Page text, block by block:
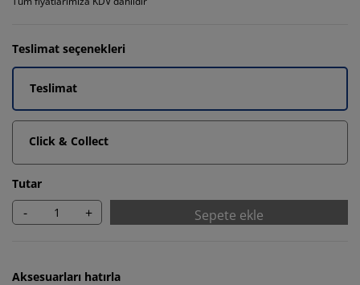
Teslimat seçenekleri
Teslimat
Click & Collect
Tutar
- + Sepete ekle
Aksesuarları hatırla